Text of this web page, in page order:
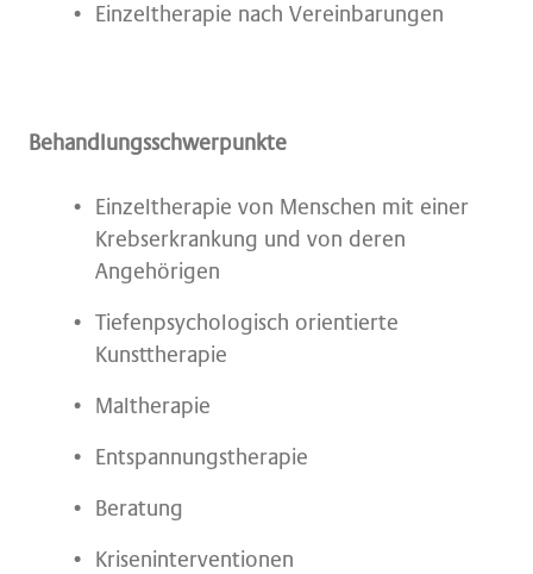
Einzeltherapie nach Vereinbarungen
Behandlungsschwerpunkte
Einzeltherapie von Menschen mit einer
Krebserkrankung und von deren
Angehörigen
Tiefenpsychologisch orientierte
Kunsttherapie
Maltherapie
Entspannungstherapie
Beratung
Kriseninterventionen